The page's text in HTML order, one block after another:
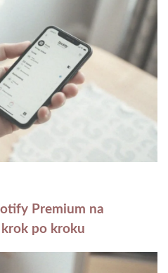
Premium na
po kroku